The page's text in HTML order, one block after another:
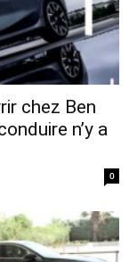
chez Ben
n’y a
0